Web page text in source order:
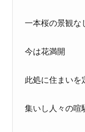
一本桜の景観な
今は花満開
此処に住まいを
集いし人々の喧